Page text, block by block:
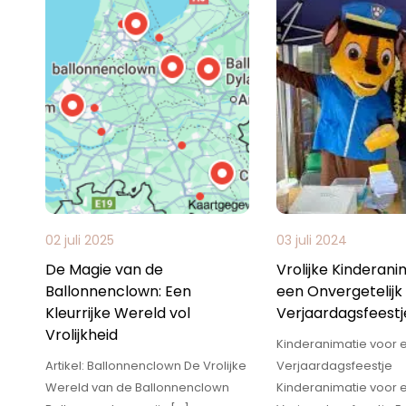
02 juli 2025
De Magie van de
Ballonnenclown: Een
Kleurrijke Wereld vol
Vrolijkheid
Artikel: Ballonnenclown De Vrolijke
Wereld van de Ballonnenclown
03 juli 2024
Vrolijke
een Onvergetelijk
Kinderanimatie voor
Verjaardagsfeestje
Kinderanimatie voor